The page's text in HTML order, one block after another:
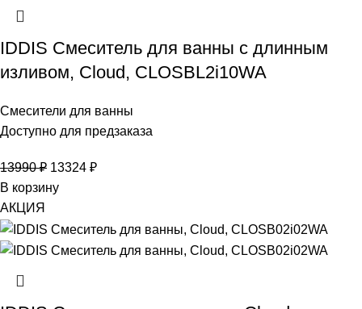
IDDIS Смеситель для ванны с длинным
изливом, Cloud, CLOSBL2i10WA
Смесители для ванны
Доступно для предзаказа
13990₽ 13324 ₽
В корзину
АКЦИЯ